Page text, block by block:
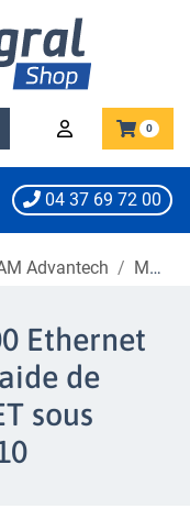
0
04 37 69 72 00
Advantech Module ADAM-6000 Ethernet introuvables à l'aide de Adam/Apax.NET sous Windows 10
Ethernet
de
sous